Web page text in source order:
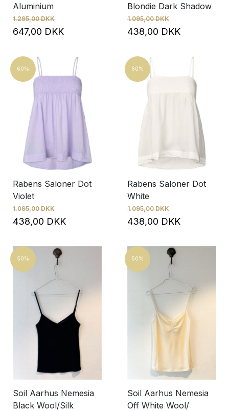
Aluminium
1.295,00 DKK
647,00 DKK
Blondie Dark Shadow
1.095,00 DKK
438,00 DKK
60%
Rabens Saloner Dot
Violet
1.095,00 DKK
438,00 DKK
60%
Rabens Saloner Dot
White
1.095,00 DKK
438,00 DKK
50%
Soil Aarhus Nemesia
Black Wool/Silk
50%
Soil Aarhus Nemesia
Off White Wool/